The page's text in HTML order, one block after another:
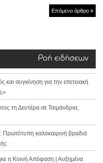
Επόμενο άρθρο
Ροή ειδήσεων
συγκίνηση για την επετειακή
τη Δευτέρα σε Τσιμάνδρια,
καλοκαιρινή βραδιά
η Κοινή Απόφαση | Αυξημένα